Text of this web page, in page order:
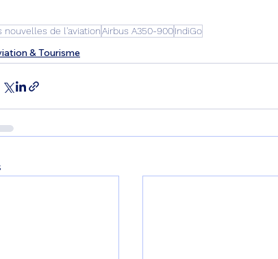
nouvelles de l'aviationAirbus A350-900IndiGo
& Tourisme